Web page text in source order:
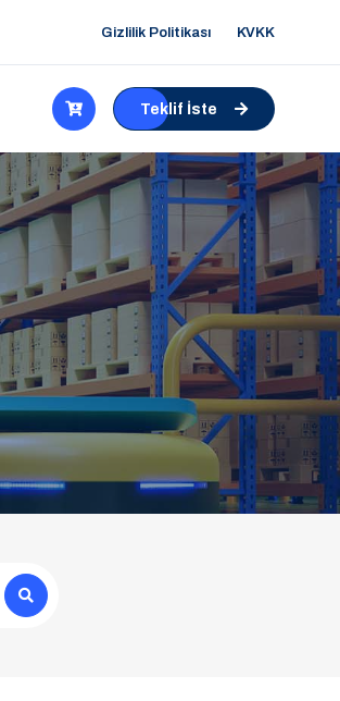
Gizlilik Politikası KVKK
Teklif İste